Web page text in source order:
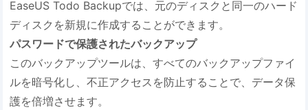
EaseUS Todo Backupでは、元のディスクと同一のハード
ディスクを新規に作成することができます。
パスワードで保護されたバックアップ
このバックアップツールは、すべてのバックアップファイ
ルを暗号化し、不正アクセスを防止することで、データ保
護を倍増させます。